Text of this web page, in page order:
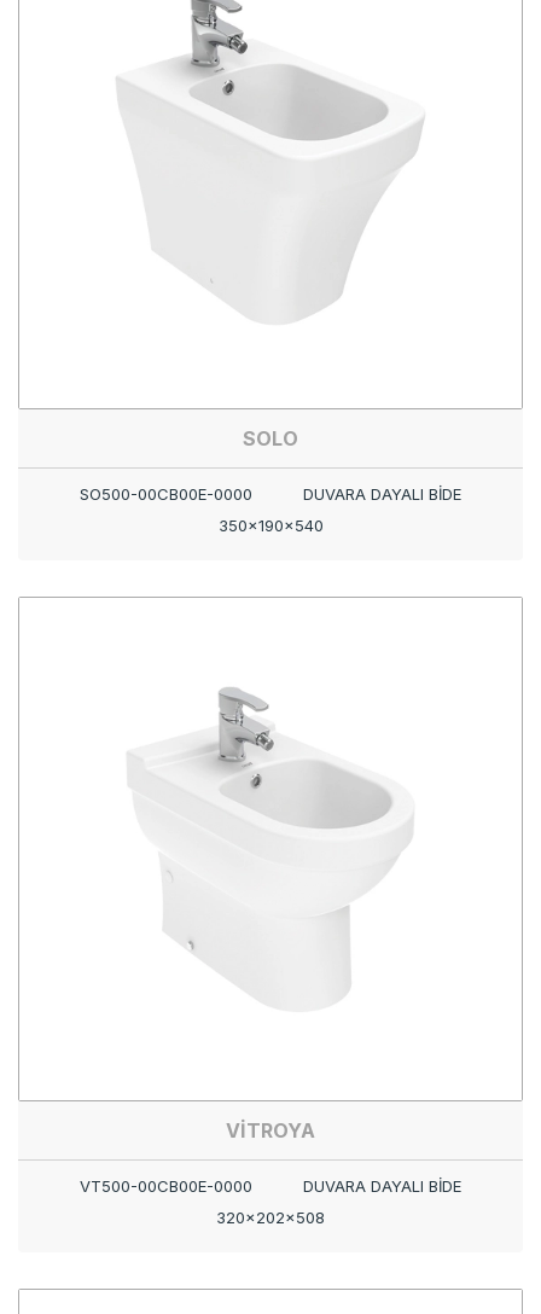
SOLO
SO500-00CB00E-0000
DUVARA DAYALI BİDE
350x190x540
VİTROYA
VT500-00CB00E-0000
DUVARA DAYALI BİDE
320x202x508